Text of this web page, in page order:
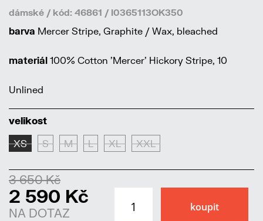
dámské / kód: 46861 / I0365113OK350
barva Mercer Stripe, Graphite / Wax, bleached
materiál 100% Cotton 'Mercer' Hickory Stripe, 10
Unlined
velikost
XS S M L XL XXL
3 650 Kč
2 590 Kč
NA DOTAZ